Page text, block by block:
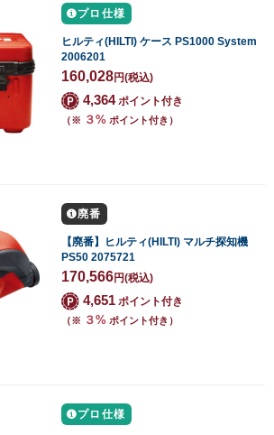
プロ仕様
ヒルティ(HILTI) ケース PS1000 System
2006201
160,028円(税込)
4,364ポイント付き
（※ ３% ポイント付き）
廃番
【廃番】ヒルティ(HILTI) マルチ探知機
PS50 2075721
170,566円(税込)
4,651 ポイント付き
（※ ３% ポイント付き）
プロ仕様